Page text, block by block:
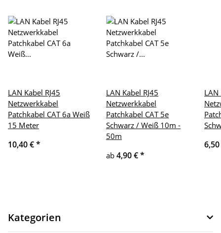
LAN Kabel RJ45
Netzwerkkabel
Patchkabel CAT 6a Weiß
15 Meter
10,40 €*
LAN Kabel RJ45
Netzwerkkabel
Patchkabel CAT 5e
Schwarz / Weiß 10m -
50m
ab 4,90 €*
LAN
Kategorien